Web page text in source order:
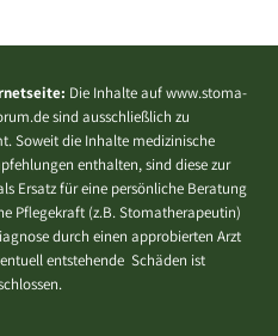
Die Inhalte auf www.stoma-
sind ausschließlich zu
Soweit die Inhalte medizinische
enthalten, sind diese zur
Ersatz für eine persönliche Beratung
Pflegekraft (z.B. Stomatherapeutin)
durch einen approbierten Arzt
entstehende Schäden ist